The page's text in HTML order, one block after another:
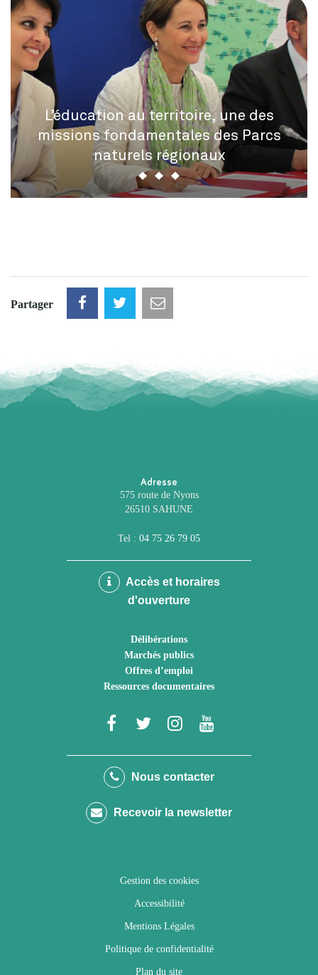
L’éducation au territoire, une des
missions fondamentales des Parcs
naturels régionaux
Partager
Adresse
575 route de Nyons
26510 SAHUNE
Tel : 04 75 26 79 05
Accès et horaires
d'ouverture
Délibérations
Marchés publics
Offres d’emploi
Ressources documentaires
Lien
le
Facebook
Lien
le
Twitter
Lien
le
Instagram
Youtube
Nous contacter
Recevoir la newsletter
Gestion des cookies
Accessibilité
Mentions Légales
Politique de confidentialité
Plan du site